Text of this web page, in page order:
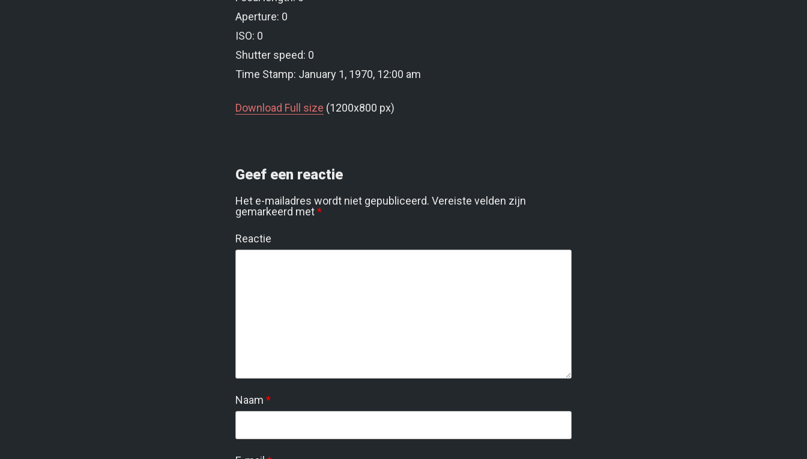
Aperture: 0
ISO: 0
Shutter speed: 0
Time Stamp: January 1, 1970, 12:00 am
Download Full size (1200x800 px)
Geef een reactie
Het e-mailadres wordt niet gepubliceerd. Vereiste velden zijn
gemarkeerd met*
Reactie
Naam *